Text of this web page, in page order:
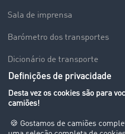
Sala de imprensa
Barómetro dos transportes
Dicionário de transporte
Visão geral da Bolsa de Cargas